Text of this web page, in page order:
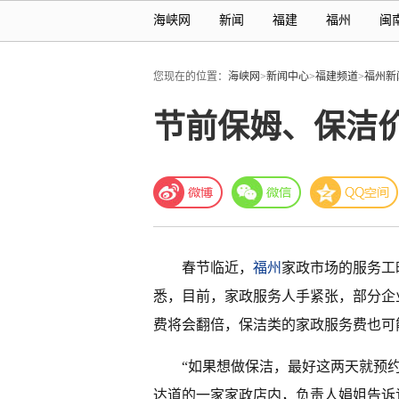
海峡网 新闻 福建 福州 闽
您现在的位置： 海峡网>新闻中心>福建频道>福州新
节前保姆、保洁
春节临近， 福州 家政市场的服务
悉，目前，家政服务人手紧张，部分
费将会翻倍，保洁类的家政服务费也
“如果想做保洁，最好这两天就预
达道的一家家政店内，负责人娟姐告